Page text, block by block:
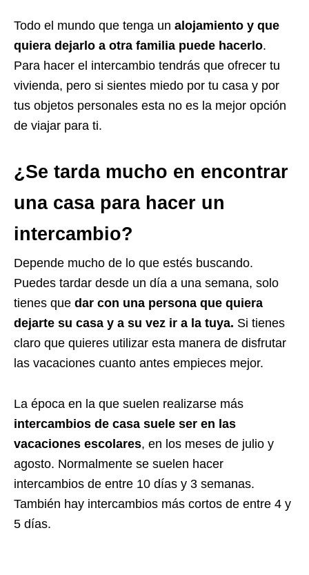
Todo el mundo que tenga un alojamiento y que
quiera dejarlo a otra familia puede hacerlo.
Para hacer el intercambio tendrás que ofrecer tu
vivienda, pero si sientes miedo por tu casa y por
tus objetos personales esta no es la mejor opción
de viajar para ti.
¿Se tarda mucho en encontrar
una casa para hacer un
intercambio?
Depende mucho de lo que estés buscando.
Puedes tardar desde un día a una semana, solo
tienes que dar con una persona que quiera
dejarte su casa y a su vez ir a la tuya. Si tienes
claro que quieres utilizar esta manera de disfrutar
las vacaciones cuanto antes empieces mejor.
La época en la que suelen realizarse más
intercambios de casa suele ser en las
vacaciones escolares, en los meses de julio y
agosto. Normalmente se suelen hacer
intercambios de entre 10 días y 3 semanas.
También hay intercambios más cortos de entre 4 y
5 días.